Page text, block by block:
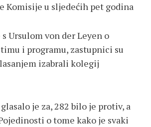
Komisije u sljedećih pet godina
Ursulom von der Leyen o
i programu, zastupnici su
izabrali kolegij
je za, 282 bilo je protiv, a
o tome kako je svaki